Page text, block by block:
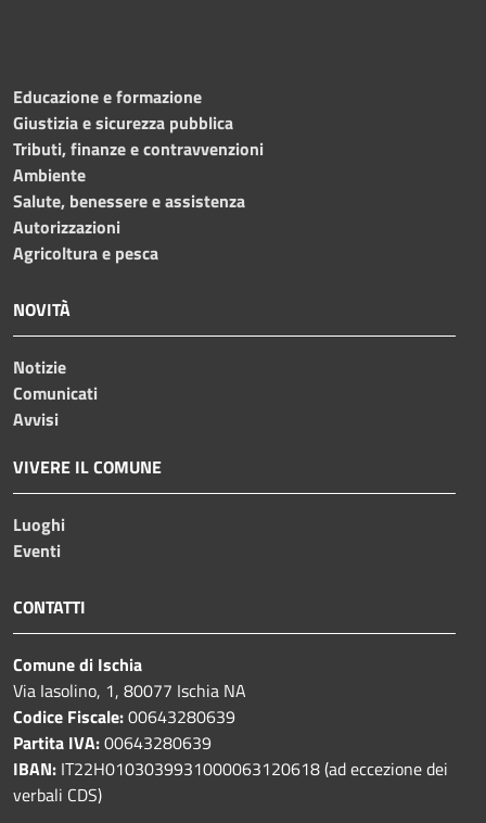
Educazione e formazione
Giustizia e sicurezza pubblica
Tributi, finanze e contravvenzioni
Ambiente
Salute, benessere e assistenza
Autorizzazioni
Agricoltura e pesca
NOVITÀ
Notizie
Comunicati
Avvisi
VIVERE IL COMUNE
Luoghi
Eventi
CONTATTI
Comune di Ischia
Via Iasolino, 1, 80077 Ischia NA
Codice Fiscale:00643280639
Partita IVA:00643280639
IBAN: IT22H0103039931000063120618 (ad eccezione dei
verbali CDS)